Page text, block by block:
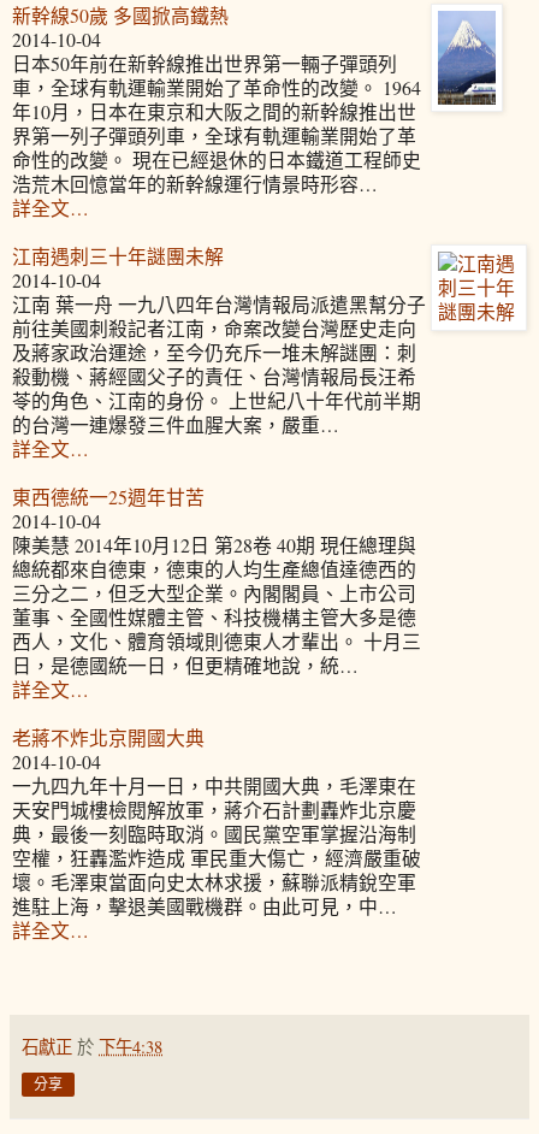
新幹線50歲 多國掀高鐵熱
2014-10-04
日本50年前在新幹線推出世界第一輛子彈頭列
車，全球有軌運輸業開始了革命性的改變。 1964
年10月，日本在東京和大阪之間的新幹線推出世
界第一列子彈頭列車，全球有軌運輸業開始了革
命性的改變。 現在已經退休的日本鐵道工程師史
浩荒木回憶當年的新幹線運行情景時形容…
詳全文…
江南遇刺三十年謎團未解
2014-10-04
江南 葉一舟 一九八四年台灣情報局派遣黑幫分子
前往美國刺殺記者江南，命案改變台灣歷史走向
及蔣家政治運途，至今仍充斥一堆未解謎團：刺
殺動機、蔣經國父子的責任、台灣情報局長汪希
苓的角色、江南的身份。 上世紀八十年代前半期
的台灣一連爆發三件血腥大案，嚴重…
詳全文…
東西德統一25週年甘苦
2014-10-04
陳美慧 2014年10月12日 第28卷 40期 現任總理與
總統都來自德東，德東的人均生產總值達德西的
三分之二，但乏大型企業。內閣閣員、上市公司
董事、全國性媒體主管、科技機構主管大多是德
西人，文化、體育領域則德東人才輩出。 十月三
日，是德國統一日，但更精確地說，統…
詳全文…
老蔣不炸北京開國大典
2014-10-04
一九四九年十月一日，中共開國大典，毛澤東在
天安門城樓檢閱解放軍，蔣介石計劃轟炸北京慶
典，最後一刻臨時取消。國民黨空軍掌握沿海制
空權，狂轟濫炸造成 軍民重大傷亡，經濟嚴重破
壞。毛澤東當面向史太林求援，蘇聯派精銳空軍
進駐上海，擊退美國戰機群。由此可見，中…
詳全文…
石獻正 於 下午4:38
分享